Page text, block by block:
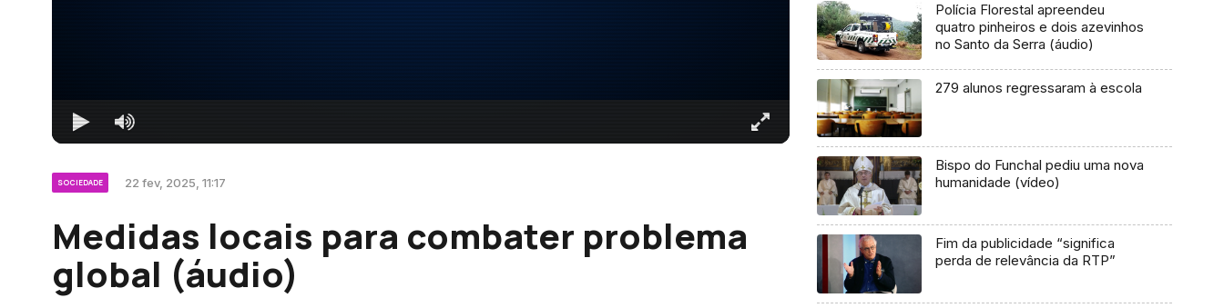
SOCIEDADE 22 fev, 2025, 11:17
Medidas locais para combater problema
global (áudio)
Polícia Florestal apreendeu
quatro pinheiros e dois azevinhos
no Santo da Serra (áudio)
279 alunos regressaram à escola
Bispo do Funchal pediu uma nova
humanidade (vídeo)
Fim da publicidade “significa
perda de relevância da RTP”